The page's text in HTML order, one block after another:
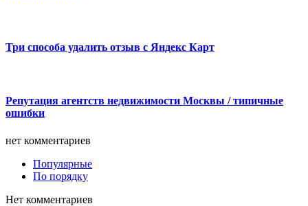
Три способа удалить отзыв с Яндекс Карт
Репутация агентств недвижимости Москвы / типичные
ошибки
нет комментариев
Популярные
По порядку
Нет комментариев